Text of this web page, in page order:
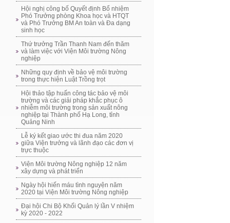
Hội nghị công bố Quyết định Bổ nhiệm
Phó Trưởng phòng Khoa học và HTQT
và Phó Trưởng BM An toàn và Đa dạng
sinh học
Thứ trưởng Trần Thanh Nam đến thăm
và làm việc với Viện Môi trường Nông
nghiệp
Những quy định về bảo vệ môi trường
trong thực hiện Luật Trồng trọt
Hội thảo tập huấn công tác bảo vệ môi
trường và các giải pháp khắc phục ô
nhiễm môi trường trong sản xuất nông
nghiệp tại Thành phố Hạ Long, tỉnh
Quảng Ninh
Lễ ký kết giao ước thi đua năm 2020
giữa Viện trưởng và lãnh đạo các đơn vị
trực thuộc
Viện Môi trường Nông nghiệp 12 năm
xây dựng và phát triển
Ngày hội hiến máu tình nguyện năm
2020 tại Viện Môi trường Nông nghiệp
Đại hội Chi Bộ Khối Quản lý lần V nhiệm
kỳ 2020 - 2022